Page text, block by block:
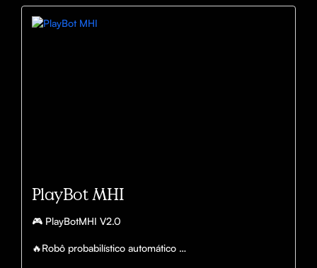
PlayBot MHI
🎮 PlayBotMHI V2.0
🔥Robô probabilístico automático